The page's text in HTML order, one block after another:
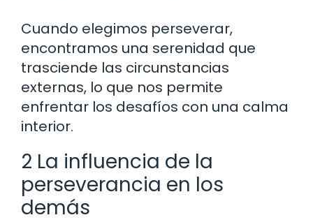
Cuando elegimos perseverar,
encontramos una serenidad que
trasciende las circunstancias
externas, lo que nos permite
enfrentar los desafíos con una calma
interior.
2 La influencia de la
perseverancia en los
demás